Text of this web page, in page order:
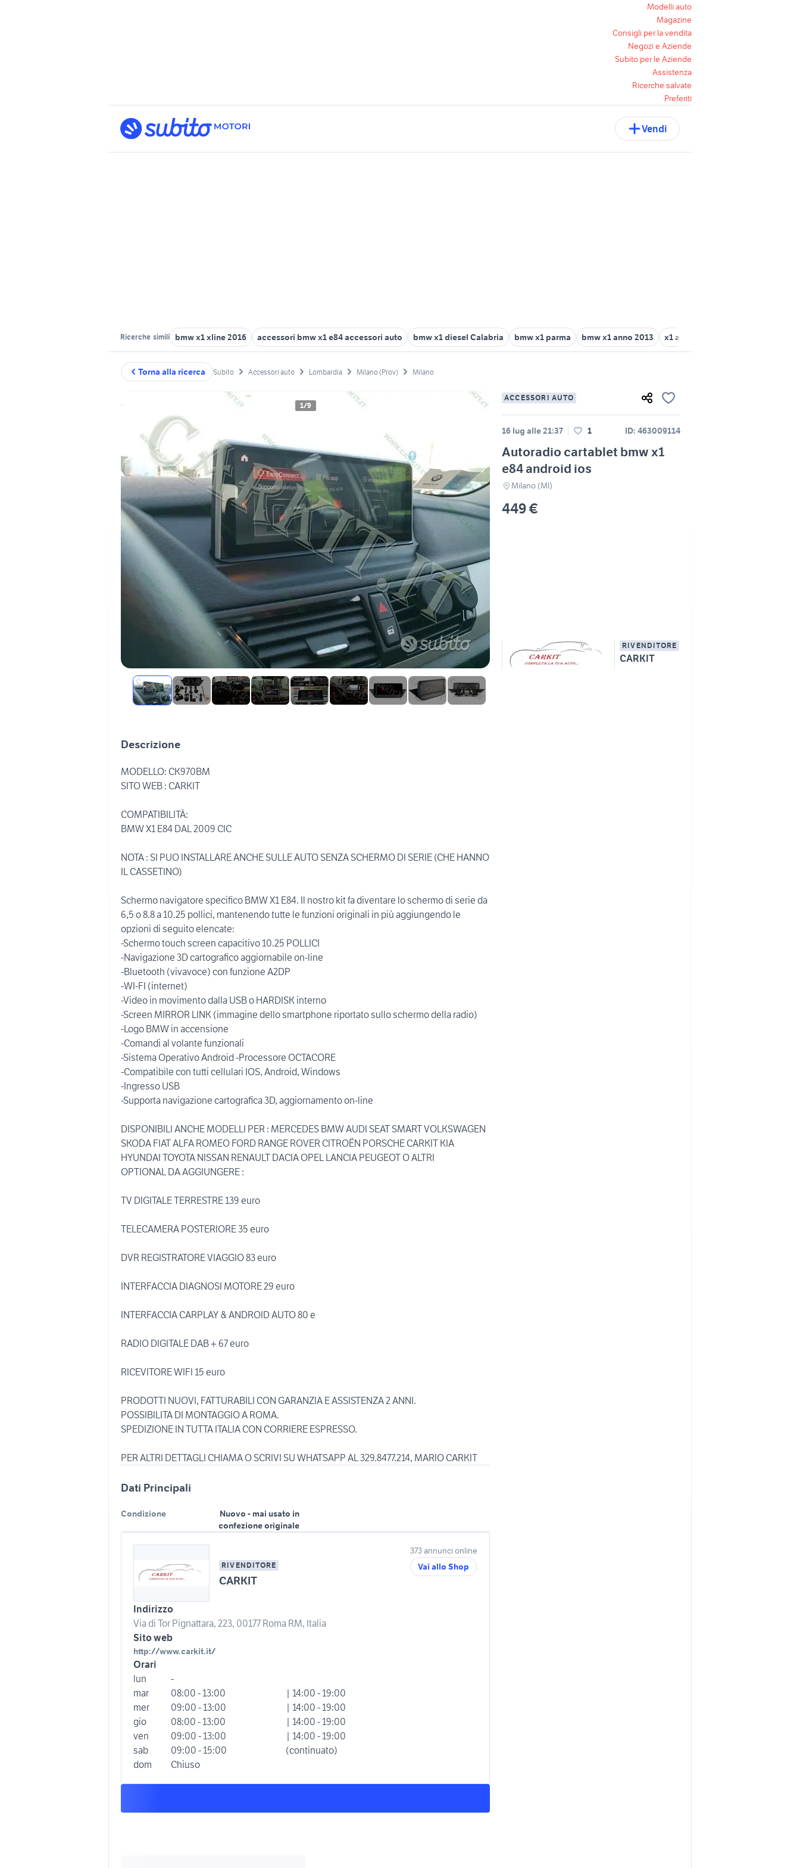
Modelli auto
Magazine
Consigli per la vendita
Negozi e Aziende
Subito per le Aziende
Assistenza
Ricerche salvate
Preferiti
Vendi
Ricerche simili bmw x1 xline 2016 accessori bmw x1 e84 accessori auto bmw x1 diesel Calabria bmw x1 parma bmw x1 anno 2013 x1 auto
Torna alla ricerca Subito Accessori auto Lombardia Milano (Prov) Milano
1/9
ACCESSORI AUTO
16 lug alle 21:37 1 ID: 463009114
Autoradio cartablet bmw x1
e84 android ios
Milano (MI)
449 €
RIVENDITORE
CARKIT
Descrizione
MODELLO: CK970BM
SITO WEB : CARKIT
COMPATIBILITÀ:
BMW X1 E84 DAL 2009 CIC
NOTA : SI PUO INSTALLARE ANCHE SULLE AUTO SENZA SCHERMO DI SERIE (CHE HANNO
IL CASSETINO)
Schermo navigatore specifico BMW X1 E84. Il nostro kit fa diventare lo schermo di serie da
6,5 o 8.8 a 10.25 pollici, mantenendo tutte le funzioni originali in più aggiungendo le
opzioni di seguito elencate:
-Schermo touch screen capacitivo 10.25 POLLICI
-Navigazione 3D cartografico aggiornabile on-line
-Bluetooth (vivavoce) con funzione A2DP
-WI-FI (internet)
-Video in movimento dalla USB o HARDISK interno
-Screen MIRROR LINK (immagine dello smartphone riportato sullo schermo della radio)
-Logo BMW in accensione
-Comandi al volante funzionali
-Sistema Operativo Android -Processore OCTACORE
-Compatibile con tutti cellulari IOS, Android, Windows
-Ingresso USB
-Supporta navigazione cartografica 3D, aggiornamento on-line
DISPONIBILI ANCHE MODELLI PER : MERCEDES BMW AUDI SEAT SMART VOLKSWAGEN
SKODA FIAT ALFA ROMEO FORD RANGE ROVER CITROËN PORSCHE CARKIT KIA
HYUNDAI TOYOTA NISSAN RENAULT DACIA OPEL LANCIA PEUGEOT O ALTRI
OPTIONAL DA AGGIUNGERE :
TV DIGITALE TERRESTRE 139 euro
TELECAMERA POSTERIORE 35 euro
DVR REGISTRATORE VIAGGIO 83 euro
INTERFACCIA DIAGNOSI MOTORE 29 euro
INTERFACCIA CARPLAY & ANDROID AUTO 80 e
RADIO DIGITALE DAB + 67 euro
RICEVITORE WIFI 15 euro
PRODOTTI NUOVI, FATTURABILI CON GARANZIA E ASSISTENZA 2 ANNI.
POSSIBILITA DI MONTAGGIO A ROMA.
SPEDIZIONE IN TUTTA ITALIA CON CORRIERE ESPRESSO.
PER ALTRI DETTAGLI CHIAMA O SCRIVI SU WHATSAPP AL 329.8477.214, MARIO CARKIT
Dati Principali
Condizione
Nuovo - mai usato in
confezione originale
RIVENDITORE
CARKIT
Indirizzo
Via di Tor Pignattara, 223, 00177 Roma RM, Italia
Sito web
http://www.carkit.it/
Orari
lun
-
mar
08:00 - 13:00
| 14:00 - 19:00
mer
09:00 - 13:00
| 14:00 - 19:00
gio
08:00 - 13:00
| 14:00 - 19:00
ven
09:00 - 13:00
| 14:00 - 19:00
sab
09:00 - 15:00
(continuato)
dom
Chiuso
373 annunci online
Vai allo Shop